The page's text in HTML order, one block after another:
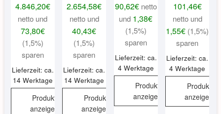
4.846,20€
netto und
73,80€
(1,5%)
sparen
Lieferzeit: ca.
14 Werktage
Produkt
anzeigen
2.654,58€
netto und
40,43€
(1,5%)
sparen
Lieferzeit: ca.
14 Werktage
Produkt
anzeigen
90,62€netto
und 1,38€
(1,5%)
sparen
Lieferzeit: ca.
4 Werktage
Produkt
anzeigen
101,46€
netto und
1,55€ (1,5%)
sparen
Lieferzeit: ca.
4 Werktage
Produkt
anzeigen